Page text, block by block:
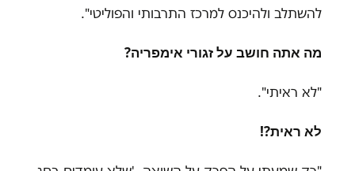
להשתלב ולהיכנס למרכז התרבותי והפוליטי"
.
מה אתה חושב על זגורי אימפריה?
"לא ראיתי"
.
לא ראית?!